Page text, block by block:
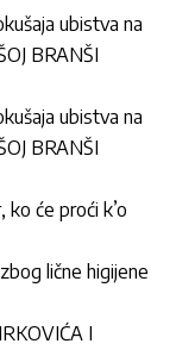
ubistva na
BRANŠI
ubistva na
BRANŠI
će proći k’o
lične higijene
I